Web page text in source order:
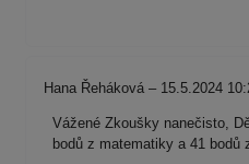
Hana Řeháková – 15.5.2024
Vážené Zkoušky nanečisto,
bodů z matematiky a 41